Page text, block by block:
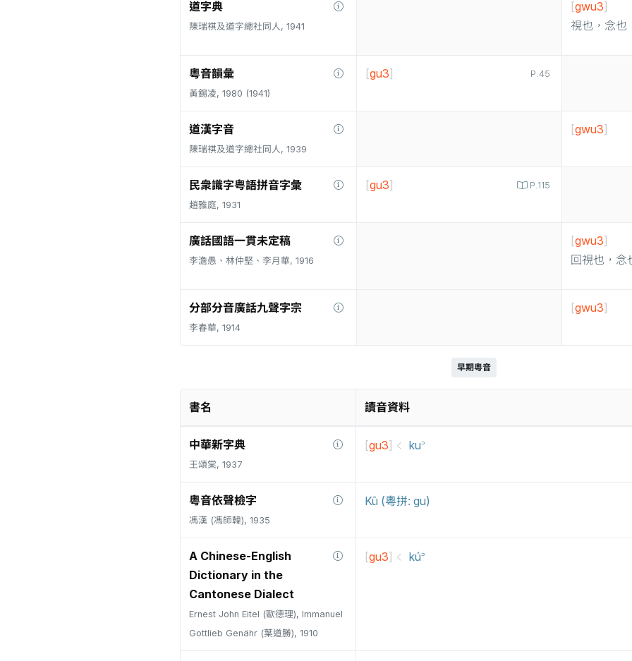
道字典
陳瑞祺及道字總社同人, 1941
[gwu3]
視也，念也
粵音韻彙
黃錫凌, 1980 (1941)
P.45
[gu3]
道漢字音
陳瑞祺及道字總社同人, 1939
[gwu3]
民衆識字粤語拼音字彙
趙雅庭, 1931
P.115
[gu3]
廣話國語一貫未定稿
李澹愚、林仲堅、李月華, 1916
[gwu3]
回視也，念
分部分音廣話九聲字宗
李春華, 1914
[gwu3]
早期粵音
書名 讀音資料
中華新字典
王頌棠, 1937
[gu3] ku꜄
粵音依聲檢字
馮漢 (馮師韓), 1935
Kū (粵拼: gu)
A Chinese-English
Dictionary in the
Cantonese Dialect
Ernest John Eitel (歐德理), Immanuel
Gottlieb Genähr (葉道勝), 1910
[gu3] kú꜄